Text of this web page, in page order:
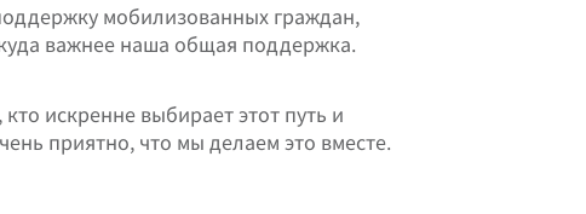
мобилизованных граждан,
важнее наша общая поддержка.
искренне выбирает этот путь и
приятно, что мы делаем это вместе.